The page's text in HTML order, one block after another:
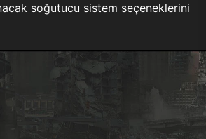
soğutucu sistem seçeneklerini